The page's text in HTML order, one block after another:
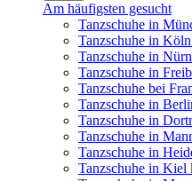
Am häufigsten gesucht
Tanzschuhe in
Tanzschuhe in
Tanzschuhe in
Tanzschuhe in
Tanzschuhe bei
Tanzschuhe in
Tanzschuhe in
Tanzschuhe in
Tanzschuhe in
Tanzschuhe in Kiel